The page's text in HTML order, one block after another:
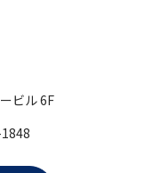
ビル 6F